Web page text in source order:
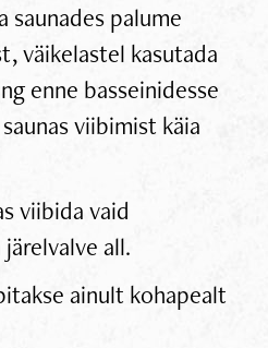
saunades palume
väikelastel kasutada
enne basseinidesse
viibimist käia
viibida vaid
all.
ainult kohapealt